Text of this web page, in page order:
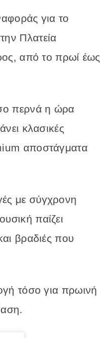
γιατο
Πλατεία
απότοπρωί έως
περνά η ώρα
κλασικές
αποστάγματα
με σύγχρονη
παίζει
βραδιέςπου
τόσογια πρωινή